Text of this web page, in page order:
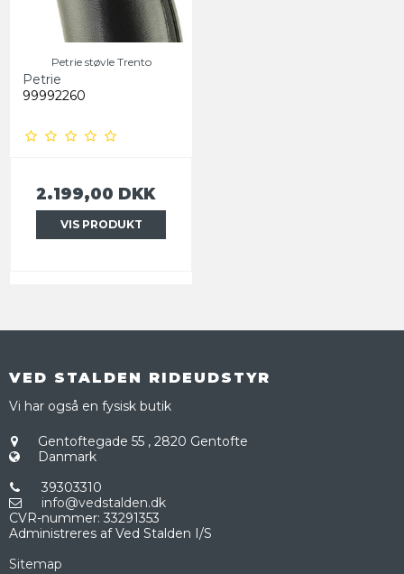
Petrie støvle Trento
Petrie
99992260
2.199,00 DKK
VIS PRODUKT
VED STALDEN RIDEUDSTYR
Vi har også en fysisk butik
Gentoftegade 55 , 2820 Gentofte
Danmark
39303310
info@vedstalden.dk
CVR-nummer: 33291353
Administreres af Ved Stalden I/S
Sitemap